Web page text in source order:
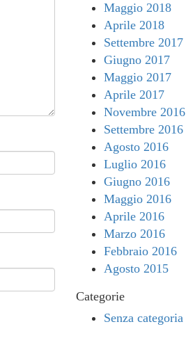
Maggio 2018
Aprile 2018
Settembre 2017
Giugno 2017
Maggio 2017
Aprile 2017
Novembre 2016
Settembre 2016
Agosto 2016
Luglio 2016
Giugno 2016
Maggio 2016
Aprile 2016
Marzo 2016
Febbraio 2016
Agosto 2015
Categorie
Senza categoria